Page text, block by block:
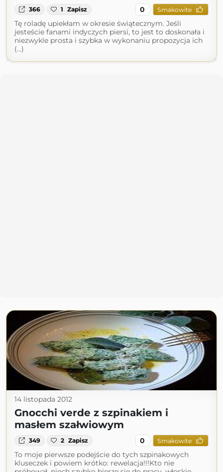
366 1 Zapisz 0 Smakowite
Tę roladę upiekłam w okresie świątecznym. Jeśli
jesteście fanami indyczych piersi, to jest to doskonała i
niezwykle prosta i szybka w wykonaniu propozycja ich
(...)
14 listopada 2012
Gnocchi verde z szpinakiem i
masłem szałwiowym
349 2 Zapisz 0 Smakowite
To moje pierwsze podejście do tych szpinakowych
kluseczek i powiem krótko: rewelacja!!!Kto nie